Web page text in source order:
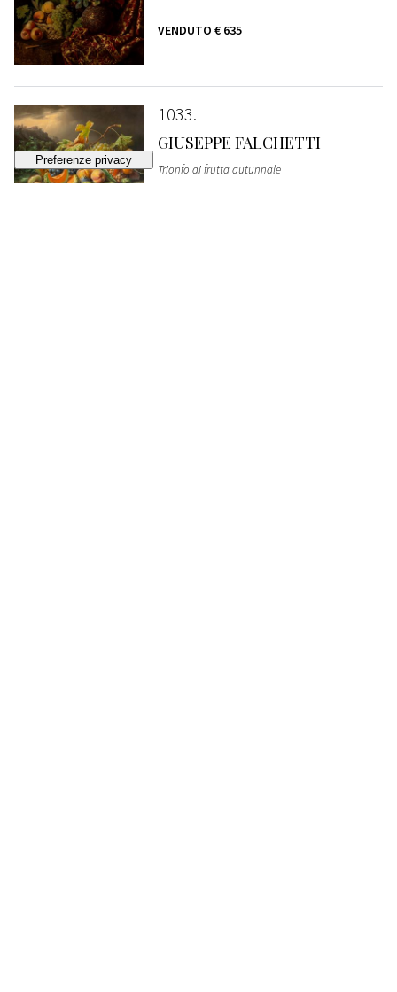
VENDUTO € 635
1033
GIUSEPPE FALCHETTI
Trionfo di frutta autunnale